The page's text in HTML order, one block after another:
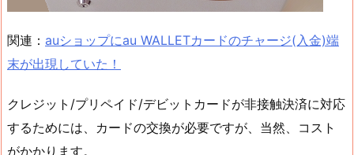
関連： auショップにau WALLETカードのチャージ(入金)端
末が出現していた！
クレジット/プリペイド/デビットカードが非接触決済に対応
するためには、カードの交換が必要ですが、当然、コスト
がかかります。